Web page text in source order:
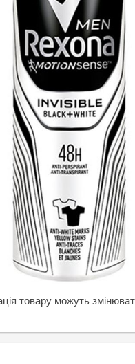
товару можуть